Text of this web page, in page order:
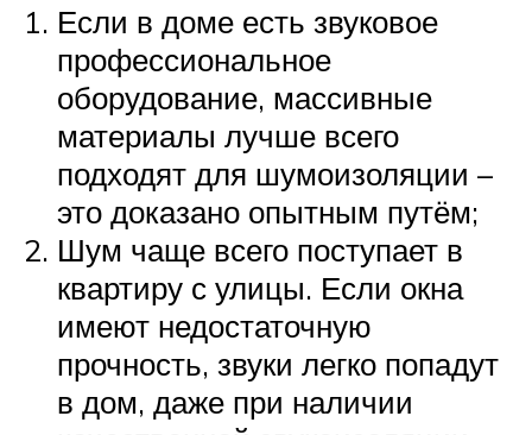
Если в доме есть звуковое
профессиональное
оборудование, массивные
материалы лучше всего
подходят для шумоизоляции –
это доказано опытным путём;
Шум чаще всего поступает в
квартиру с улицы. Если окна
имеют недостаточную
прочность, звуки легко попадут
в дом, даже при наличии